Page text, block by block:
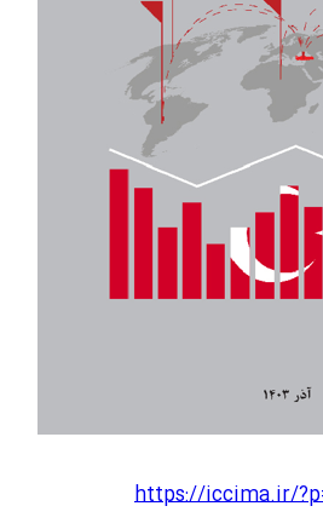
https://iccima.ir/